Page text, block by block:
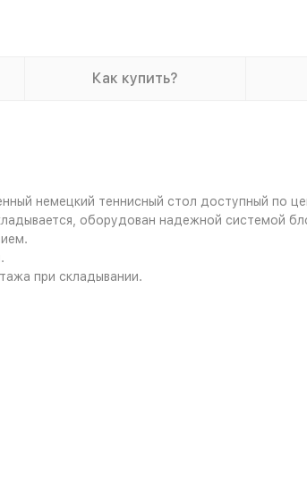
Как купить?
немецкий теннисный стол доступный по
оборудован надежной системой
при складывании.